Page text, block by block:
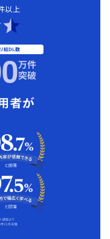
以上
総DL数
万件
突破